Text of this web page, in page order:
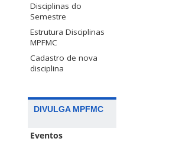
Disciplinas do
Semestre
Estrutura Disciplinas
MPFMC
Cadastro de nova
disciplina
DIVULGA MPFMC
Eventos